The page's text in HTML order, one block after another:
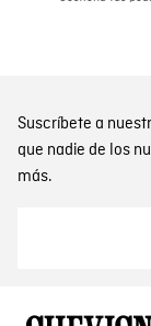
Suscríbete a
que nadie de los
más.